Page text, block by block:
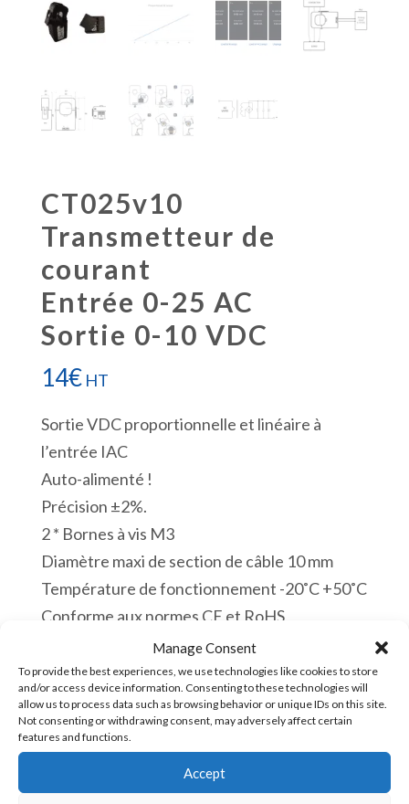
Manage Consent
To provide the best experiences, we use technologies like cookies to store
and/or access device information. Consenting to these technologies will
allow us to process data such as browsing behavior or unique IDs on this site.
Not consenting or withdrawing consent, may adversely affect certain
features and functions.
Accept
CT025v10
Transmetteur de
courant
Entrée 0-25 AC
Sortie 0-10 VDC
14€ HT
Sortie VDC proportionnelle et linéaire à
l’entrée IAC
Auto-alimenté !
Précision ±2%.
2 * Bornes à vis M3
Diamètre maxi de section de câble 10 mm
Température de fonctionnement -20˚C +50˚C
Conforme aux normes CE et RoHS
quantité
de
CT025v10
Ajouter au panier
CT025v10 [85043110003CN]